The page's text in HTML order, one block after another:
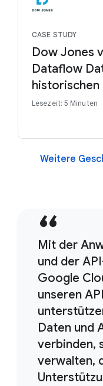
CASE STUDY
Dow Jones
Dataflow
historischen
Lesezeit: 5 Minuten
Weitere
Mit der
und der
Google
unseren
Daten und
verbinden,
verwalten,